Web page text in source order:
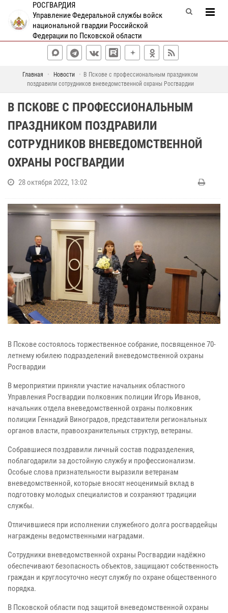
РОСГВАРДИЯ
Управление Федеральной службы войск
национальной гвардии Российской
Федерации по Псковской области
Главная Новости
В Пскове с профессиональным праздником
поздравили сотрудников вневедомственной охраны Росгвардии
В ПСКОВЕ С ПРОФЕССИОНАЛЬНЫМ
ПРАЗДНИКОМ ПОЗДРАВИЛИ
СОТРУДНИКОВ ВНЕВЕДОМСТВЕННОЙ
ОХРАНЫ РОСГВАРДИИ
28 октября 2022, 13:02
В Пскове состоялось торжественное собрание, посвященное 70-
летнему юбилею подразделений вневедомственной охраны
Росгвардии
В мероприятии приняли участие начальник областного
Управления Росгвардии полковник полиции Игорь Иванов,
начальник отдела вневедомственной охраны полковник
полиции Геннадий Виноградов, представители региональных
органов власти, правоохранительных структур, ветераны.
Собравшиеся поздравили личный состав подразделения,
поблагодарили за достойную службу и профессионализм.
Особые слова признательности выразили ветеранам
вневедомственной, которые вносят неоценимый вклад в
подготовку молодых специалистов и сохраняют традиции
службы.
Отличившиеся при исполнении служебного долга росгвардейцы
награждены ведомственными наградами.
Сотрудники вневедомственной охраны Росгвардии надёжно
обеспечивают безопасность объектов, защищают собственность
граждан и круглосуточно несут службу по охране общественного
порядка.
В Псковской области под защитой вневедомственной охраны